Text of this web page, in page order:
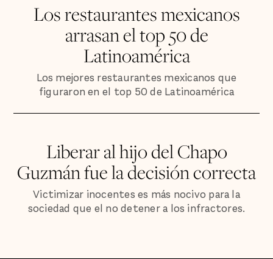
Los restaurantes mexicanos
arrasan el top 50 de
Latinoamérica
Los mejores restaurantes mexicanos que
figuraron en el top 50 de Latinoamérica
Liberar al hijo del Chapo
Guzmán fue la decisión correcta
Victimizar inocentes es más nocivo para la
sociedad que el no detener a los infractores.